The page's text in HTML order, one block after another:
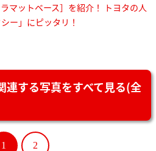
マットベース］を紹介！ トヨタの人
ー」にピッタリ！
連する写真をすべて見る(全
1 2